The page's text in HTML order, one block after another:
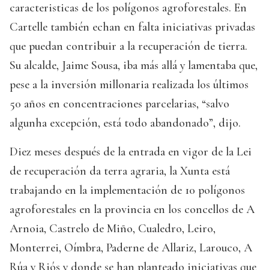
caracteristicas de los polígonos agroforestales. En
Cartelle también echan en falta iniciativas privadas
que puedan contribuir a la recuperación de tierra.
Su alcalde, Jaime Sousa, iba más allá y lamentaba que,
pese a la inversión millonaria realizada los últimos
50 años en concentraciones parcelarias, “salvo
algunha excepción, está todo abandonado”, dijo.
Diez meses después de la entrada en vigor de la Lei
de recuperación da terra agraria, la Xunta está
trabajando en la implementación de 10 polígonos
agroforestales en la provincia en los concellos de A
Arnoia, Castrelo de Miño, Cualedro, Leiro,
Monterrei, Oímbra, Paderne de Allariz, Larouco, A